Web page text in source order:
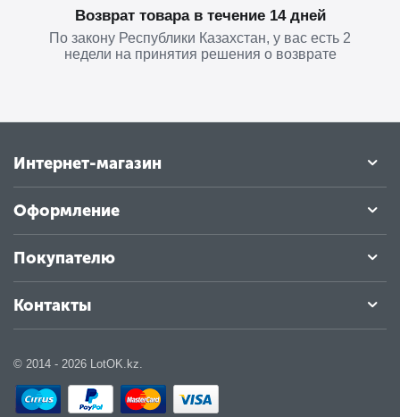
Возврат товара в течение 14 дней
По закону Республики Казахстан, у вас есть 2
недели на принятия решения о возврате
Интернет-магазин
Оформление
Покупателю
Контакты
© 2014 - 2026 LotOK.kz.